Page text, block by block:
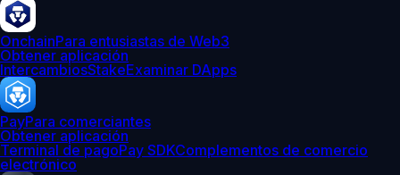
OnchainPara entusiastas de Web3
Obtener aplicación
IntercambiosStakeExaminar DApps
PayPara comerciantes
Obtener aplicación
Terminal de pagoPay SDKComplementos de comercio
electrónico